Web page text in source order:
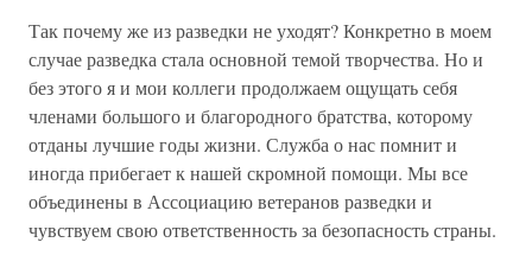
Так почему же из разведки не уходят? Конкретно в моем
случае разведка стала основной темой творчества. Но и
без этого я и мои коллеги продолжаем ощущать себя
членами большого и благородного братства, которому
отданы лучшие годы жизни. Служба о нас помнит и
иногда прибегает к нашей скромной помощи. Мы все
объединены в Ассоциацию ветеранов разведки и
чувствуем свою ответственность за безопасность страны.